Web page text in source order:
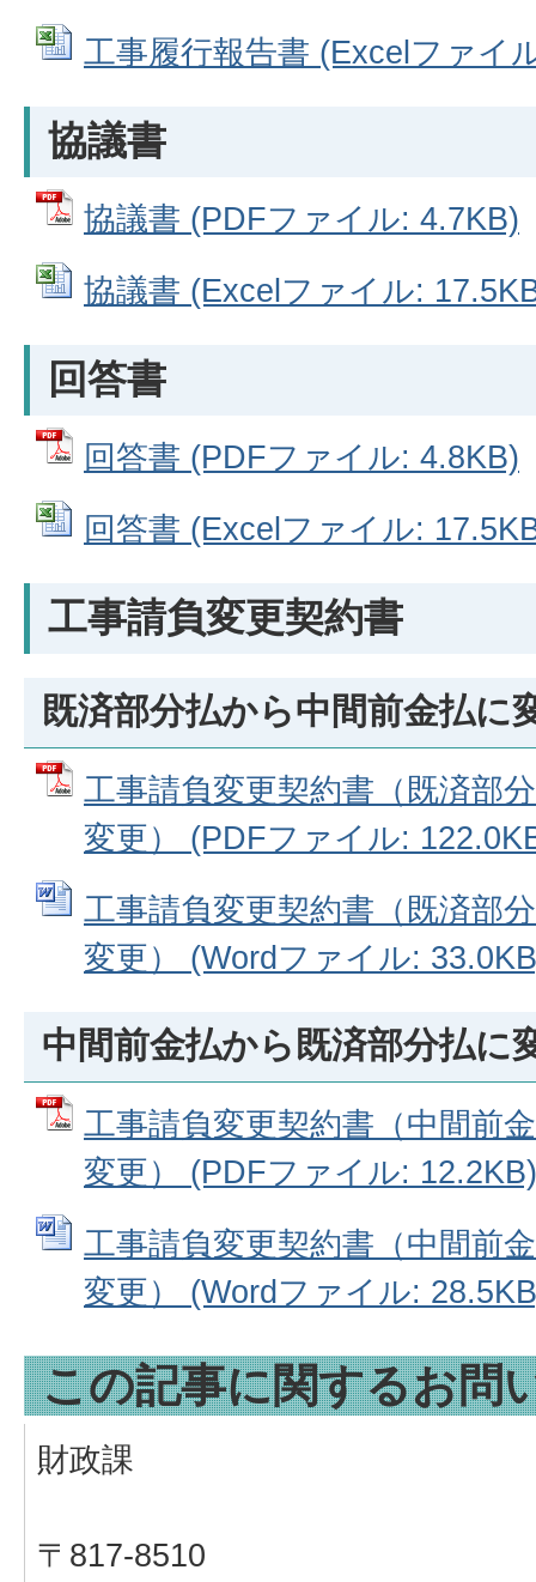
工事履行報告書 (Excelファイ
協議書
協議書 (PDFファイル: 4.7KB)
協議書 (Excelファイル:
回答書
回答書 (PDFファイル: 4.8KB)
回答書 (Excelファイル:
工事請負変更契約書
既済部分払から中間前金払に
工事請負変更契約書（既済部
変更） (PDFファイル:
工事請負変更契約書（既済部
変更） (Wordファイル:
中間前金払から既済部分払に
工事請負変更契約書（中間前
変更） (PDFファイル: 12.2KB)
工事請負変更契約書（中間前
変更） (Wordファイル:
この記事に関するお問
財政課
〒817-8510